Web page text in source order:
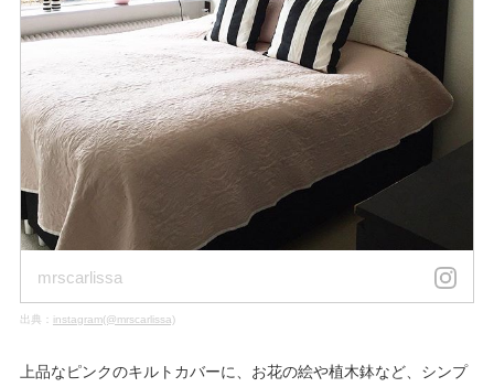
mrscarlissa
出典： instagram(@mrscarlissa)
上品なピンクのキルトカバーに、お花の絵や植木鉢など、シンプ